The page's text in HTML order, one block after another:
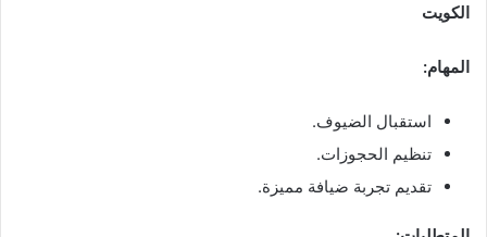
الكويت
المهام:
استقبال الضيوف.
تنظيم الحجوزات.
تقديم تجربة ضيافة مميزة.